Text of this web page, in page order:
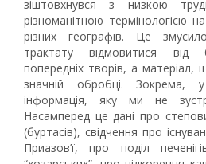
зіштовхнувся з низкою
різноманітною термінологією
різних географів. Це
трактату відмовитися від
попередніх творів, а матеріал,
значній обробці. Зокрема,
інформація, яку ми не
Насамперед це дані про
(буртасів), свідчення про
Приазов’ї, про поділ